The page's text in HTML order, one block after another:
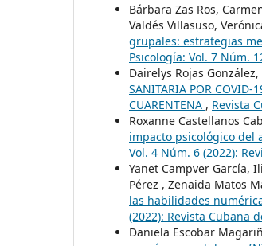
Bárbara Zas Ros,
Valdés Villasuso,
grupales: estrategias
Psicología: Vol. 7 Núm.
Dairelys Rojas
SANITARIA POR COVID-
CUARENTENA , Revista
Roxanne Castellanos
impacto psicológico del
Vol. 4 Núm. 6 (2022):
Yanet Campver García,
Pérez , Zenaida Matos
las habilidades
(2022): Revista Cubana
Daniela Escobar